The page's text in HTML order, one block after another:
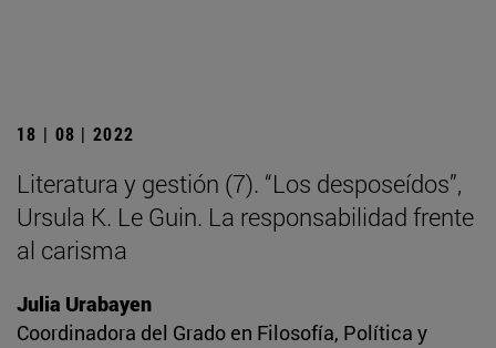
18 | 08 | 2022
Literatura y gestión (7). “Los desposeídos”,
Ursula K. Le Guin. La responsabilidad frente
al carisma
Julia Urabayen
Coordinadora del Grado en Filosofía, Política y